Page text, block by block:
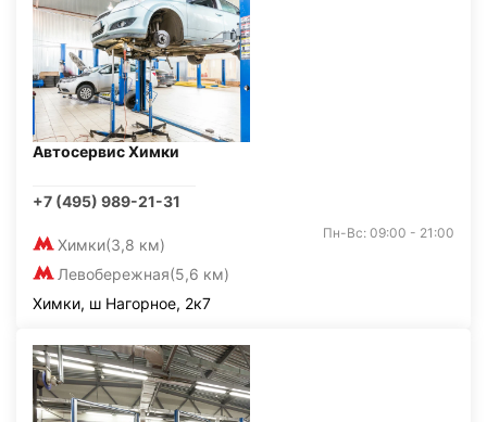
Автосервис Химки
+7 (495) 989-21-31
Химки(3,8 км)
Левобережная(5,6 км)
Пн-Вс: 09:00 - 21:00
Химки, ш Нагорное, 2к7